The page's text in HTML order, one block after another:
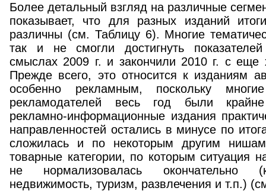
Более детальный взгляд на различные
показывает, что для разных изданий
различны (см. Таблицу 6). Многие
так и не смогли достигнуть
смыслах 2009 г. и закончили 2010 г. с еще
Прежде всего, это относится к изданиям
особенно рекламным, поскольку
рекламодателей весь год были
рекламно-информационные издания
направленностей остались в минусе по
сложилась и по некоторым другим
товарные категории, по которым ситуация
не нормализовалась окончательно
недвижимость, туризм, развлечения и т.п.)